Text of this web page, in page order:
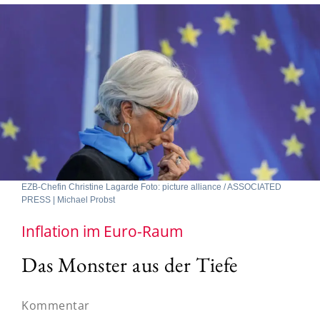
EZB-Chefin Christine Lagarde Foto: picture alliance / ASSOCIATED
PRESS | Michael Probst
Inflation im Euro-Raum
Das Monster aus der Tiefe
Kommentar